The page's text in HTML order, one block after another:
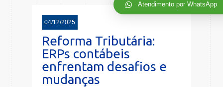
04/12/2025
Reforma Tributária:
ERPs contábeis
enfrentam desafios e
mudanças
Atendimento por WhatsApp